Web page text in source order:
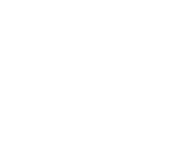
வாய்ப்பு ( டிச 18 )